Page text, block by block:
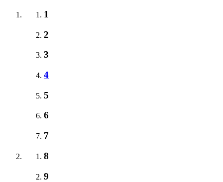
1
2
3
4
5
6
7
8
9